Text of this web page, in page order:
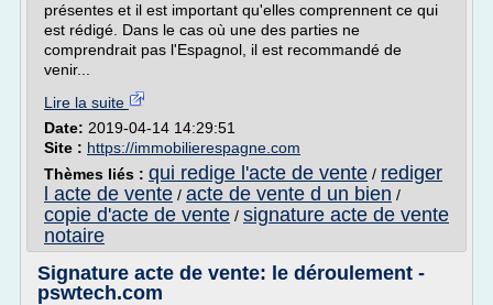
présentes et il est important qu'elles comprennent ce qui
est rédigé. Dans le cas où une des parties ne
comprendrait pas l'Espagnol, il est recommandé de
venir...
Lire la suite
Date: 2019-04-14 14:29:51
Site : https://immobilierespagne.com
Thèmes liés : qui redige l'acte de vente / rediger
l acte de vente / acte de vente d un bien /
copie d'acte de vente / signature acte de vente
notaire
Signature acte de vente: le déroulement -
pswtech.com